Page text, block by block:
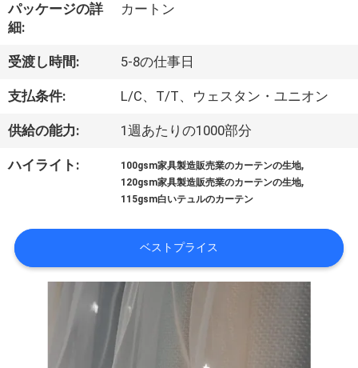
に
つ
い
て
工
旅
行
パッケージの詳
細:
カートン
受渡し時間: 5-8の仕事日
支払条件: L/C、T/T、ウェスタン・ユニオン
供給の能力: 1週あたりの1000部分
ハイライト: 100gsm家具製造販売業のカーテンの生地,
120gsm家具製造販売業のカーテンの生地,
115gsm白いテュルのカーテン
ベストプライス